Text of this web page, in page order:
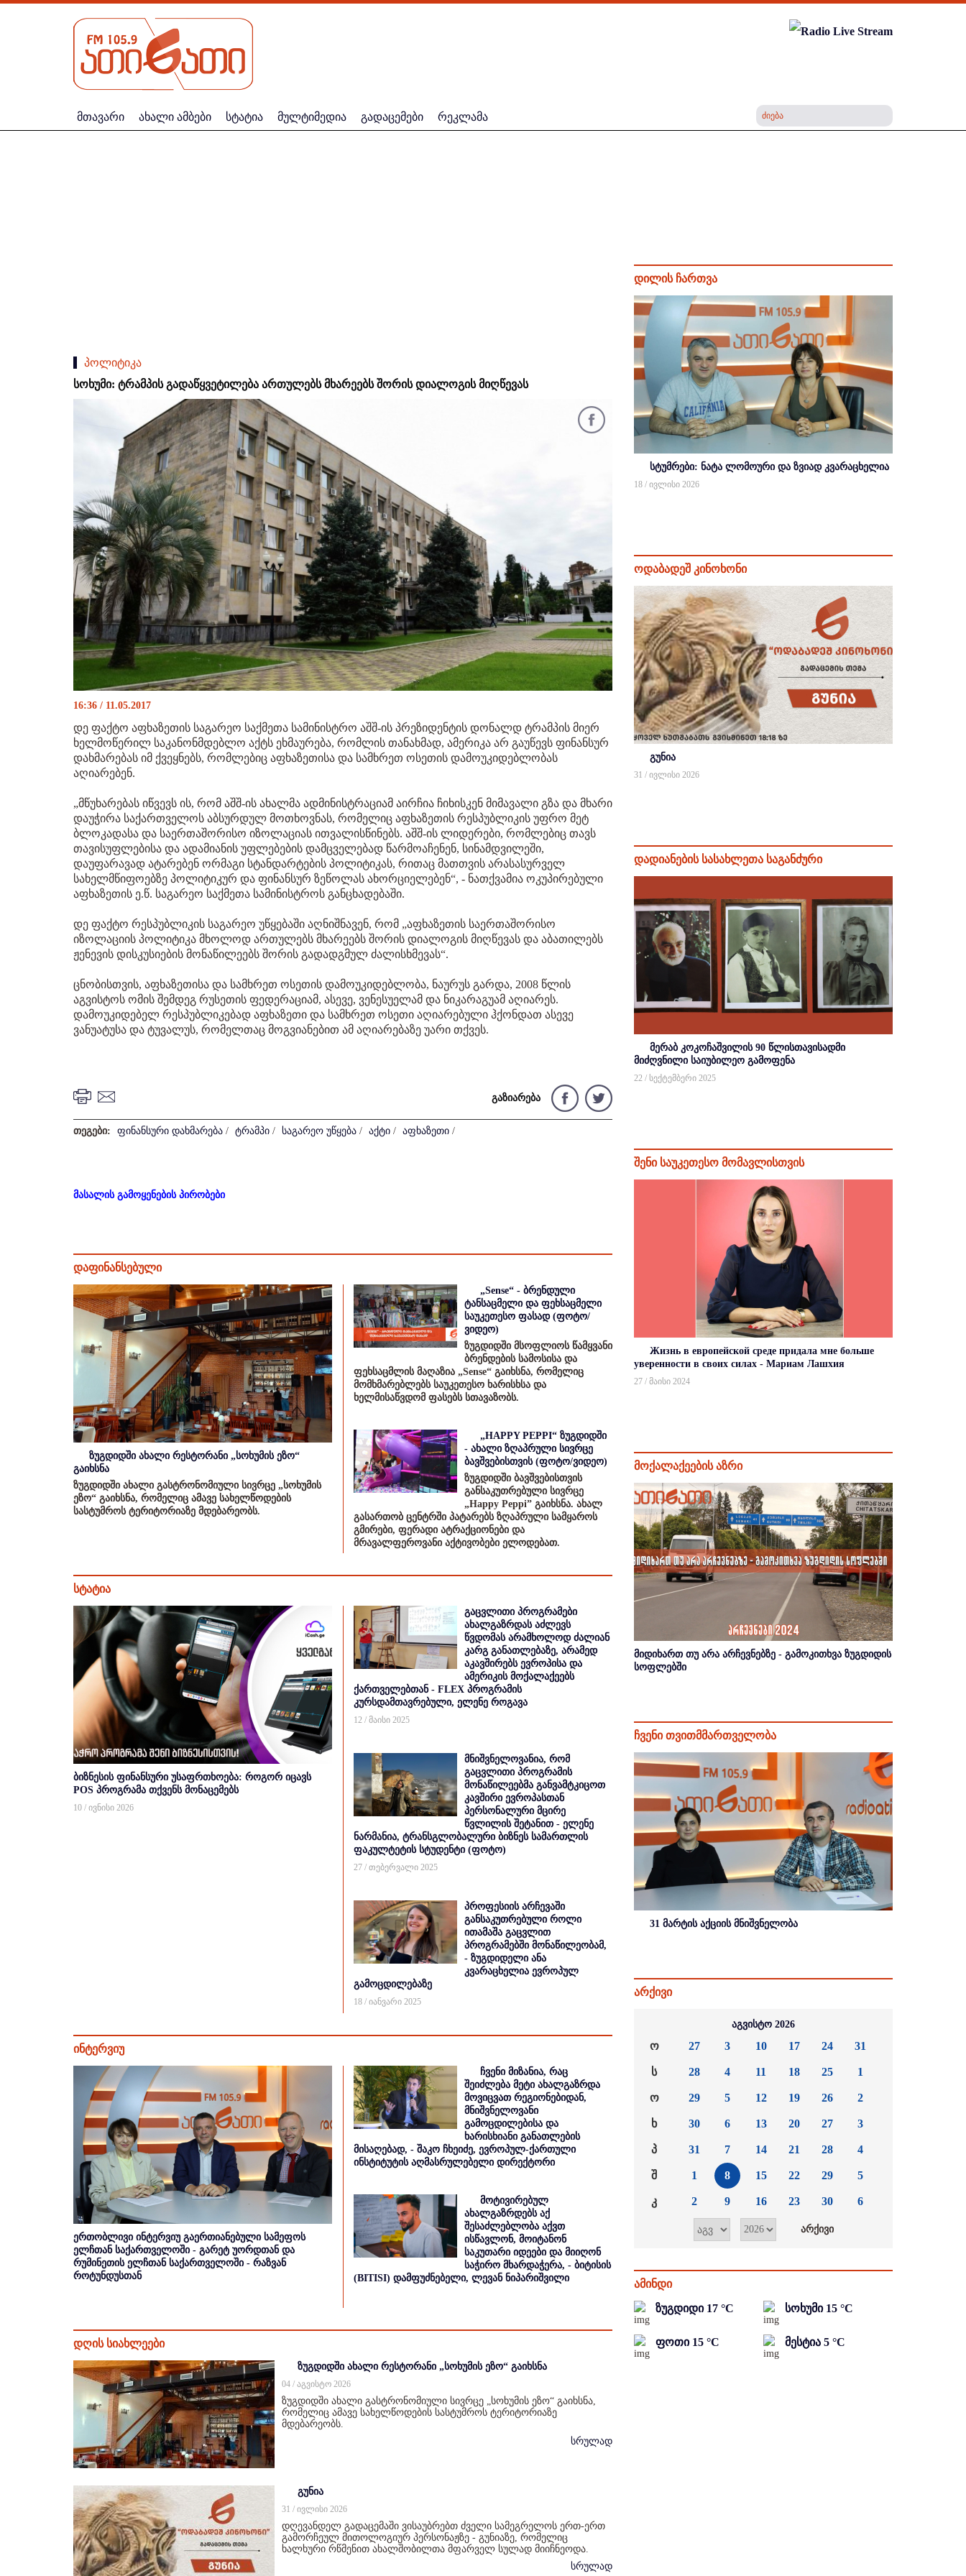
მთავარი ახალი ამბები სტატია მულტიმედია გადაცემები რეკლამა
პოლიტიკა
სოხუმი: ტრამპის გადაწყვეტილება ართულებს მხარეებს შორის დიალოგის მიღწევას
16:36 / 11.05.2017
დე ფაქტო აფხაზეთის საგარეო საქმეთა სამინისტრო აშშ-ის პრეზიდენტის დონალდ ტრამპის მიერ
ხელმოწერილ საკანონმდებლო აქტს ეხმაურება, რომლის თანახმად, ამერიკა არ გაუწევს ფინანსურ
დახმარებას იმ ქვეყნებს, რომლებიც აფხაზეთისა და სამხრეთ ოსეთის დამოუკიდებლობას
აღიარებენ.
„მწუხარებას იწვევს ის, რომ აშშ-ის ახალმა ადმინისტრაციამ აირჩია ჩიხისკენ მიმავალი გზა და მხარი
დაუჭირა საქართველოს აბსურდულ მოთხოვნას, რომელიც აფხაზეთის რესპუბლიკის უფრო მეტ
ბლოკადასა და საერთაშორისო იზოლაციას ითვალისწინებს. აშშ-ის ლიდერები, რომლებიც თავს
თავისუფლებისა და ადამიანის უფლებების დამცველებად წარმოაჩენენ, სინამდვილეში,
დაუფარავად ატარებენ ორმაგი სტანდარტების პოლიტიკას, რითაც მათთვის არასასურველ
სახელმწიფოებზე პოლიტიკურ და ფინანსურ ზეწოლას ახორციელებენ“, - ნათქვამია ოკუპირებული
აფხაზეთის ე.წ. საგარეო საქმეთა სამინისტროს განცხადებაში.
დე ფაქტო რესპუბლიკის საგარეო უწყებაში აღნიშნავენ, რომ „აფხაზეთის საერთაშორისო
იზოლაციის პოლიტიკა მხოლოდ ართულებს მხარეებს შორის დიალოგის მიღწევას და აბათილებს
ჟენევის დისკუსიების მონაწილეებს შორის გადადგმულ ძალისხმევას“.
ცნობისთვის, აფხაზეთისა და სამხრეთ ოსეთის დამოუკიდებლობა, ნაურუს გარდა, 2008 წლის
აგვისტოს ომის შემდეგ რუსეთის ფედერაციამ, ასევე, ვენესუელამ და ნიკარაგუამ აღიარეს.
დამოუკიდებელ რესპუბლიკებად აფხაზეთი და სამხრეთ ოსეთი აღიარებული ჰქონდათ ასევე
ვანუატუსა და ტუვალუს, რომელთაც მოგვიანებით ამ აღიარებაზე უარი თქვეს.
გაზიარება
თეგები: ფინანსური დახმარება / ტრამპი / საგარეო უწყება / აქტი / აფხაზეთი /
მასალის გამოყენების პირობები
დაფინანსებული
ზუგდიდში ახალი რესტორანი „სოხუმის ეზო“
გაიხსნა
ზუგდიდში ახალი გასტრონომიული სივრცე „სოხუმის
ეზო“ გაიხსნა, რომელიც ამავე სახელწოდების
სასტუმროს ტერიტორიაზე მდებარეობს.
„Sense“ - ბრენდული
ტანსაცმელი და ფეხსაცმელი
საუკეთესო ფასად (ფოტო/
ვიდეო)
ზუგდიდში მსოფლიოს წამყვანი
ბრენდების სამოსისა და
ფეხსაცმლის მაღაზია „Sense“ გაიხსნა, რომელიც
მომხმარებლებს საუკეთესო ხარისხსა და
ხელმისაწვდომ ფასებს სთავაზობს.
„HAPPY PEPPI“ ზუგდიდში
- ახალი ზღაპრული სივრცე
ბავშვებისთვის (ფოტო/ვიდეო)
ზუგდიდში ბავშვებისთვის
განსაკუთრებული სივრცე
„Happy Peppi” გაიხსნა. ახალ
გასართობ ცენტრში პატარებს ზღაპრული სამყაროს
გმირები, ფერადი ატრაქციონები და
მრავალფეროვანი აქტივობები ელოდებათ.
სტატია
ბიზნესის ფინანსური უსაფრთხოება: როგორ იცავს
POS პროგრამა თქვენს მონაცემებს
10 / ივნისი 2026
გაცვლითი პროგრამები
ახალგაზრდას აძლევს
წვდომას არამხოლოდ ძალიან
კარგ განათლებაზე, არამედ
აკავშირებს ევროპისა და
ამერიკის მოქალაქეებს
ქართველებთან - FLEX პროგრამის
კურსდამთავრებული, ელენე როგავა
12 / მაისი 2025
მნიშვნელოვანია, რომ
გაცვლითი პროგრამის
მონაწილეებმა განვამტკიცოთ
კავშირი ევროპასთან
პერსონალური მცირე
წვლილის შეტანით - ელენე
ნარმანია, ტრანსგლობალური ბიზნეს სამართლის
ფაკულტეტის სტუდენტი (ფოტო)
27 / თებერვალი 2025
პროფესიის არჩევაში
განსაკუთრებული როლი
ითამაშა გაცვლით
პროგრამებში მონაწილეობამ,
- ზუგდიდელი ანა
კვარაცხელია ევროპულ
გამოცდილებაზე
18 / იანვარი 2025
ინტერვიუ
ერთობლივი ინტერვიუ გაერთიანებული სამეფოს
ელჩთან საქართველოში - გარეტ უორდთან და
რუმინეთის ელჩთან საქართველოში - რაზვან
როტუნდუსთან
ჩვენი მიზანია, რაც
შეიძლება მეტი ახალგაზრდა
მოვიცვათ რეგიონებიდან,
მნიშვნელოვანი
გამოცდილებისა და
ხარისხიანი განათლების
მისაღებად, - შაკო ჩხეიძე, ევროპულ-ქართული
ინსტიტუტის აღმასრულებელი დირექტორი
მოტივირებულ
ახალგაზრდებს აქ
შესაძლებლობა აქვთ
ისწავლონ, მოიტანონ
საკუთარი იდეები და მიიღონ
საჭირო მხარდაჭერა, - ბიტისის
(BITISI) დამფუძნებელი, ლევან ნიპარიშვილი
დღის სიახლეები
ზუგდიდში ახალი რესტორანი „სოხუმის ეზო“ გაიხსნა
04 / აგვისტო 2026
ზუგდიდში ახალი გასტრონომიული სივრცე „სოხუმის ეზო“ გაიხსნა,
რომელიც ამავე სახელწოდების სასტუმროს ტერიტორიაზე
მდებარეობს.
სრულად
გუნია
31 / ივლისი 2026
დღევანდელ გადაცემაში ვისაუბრებთ ძველი სამეგრელოს ერთ-ერთ
გამორჩეულ მითოლოგიურ პერსონაჟზე - გუნიაზე, რომელიც
ხალხური რწმენით ახალშობილთა მფარველ სულად მიიჩნეოდა.
სრულად
დილის ჩართვა
სტუმრები: ნატა ლომოური და ზვიად კვარაცხელია
18 / ივლისი 2026
ოდაბადეშ კინოხონი
გუნია
31 / ივლისი 2026
დადიანების სასახლეთა საგანძური
მერაბ კოკოჩაშვილის 90 წლისთავისადმი
მიძღვნილი საიუბილეო გამოფენა
22 / სექტემბერი 2025
შენი საუკეთესო მომავლისთვის
Жизнь в европейской среде придала мне больше
уверенности в своих силах - Мариам Лашхия
27 / მაისი 2024
მოქალაქეების აზრი
მიდიხართ თუ არა არჩევნებზე - გამოკითხვა ზუგდიდის
სოფლებში
ჩვენი თვითმმართველობა
31 მარტის აქციის მნიშვნელობა
არქივი
აგვისტო 2026
ო
ს
ო
ხ
პ
შ
კ
27
28
29
30
31
1
2
3
4
5
6
7
8
9
10
11
12
13
14
15
16
17
18
19
20
21
22
23
24
25
26
27
28
29
30
31
1
2
3
4
5
6
ამინდი
ზუგდიდი 17 °C სოხუმი 15 °C
ფოთი 15 °C მესტია 5 °C